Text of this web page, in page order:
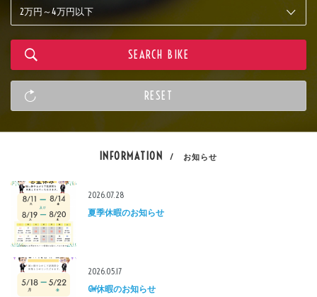
INFORMATION / お知らせ
2026.07.28
夏季休暇のお知らせ
2026.05.17
GW休暇のお知らせ